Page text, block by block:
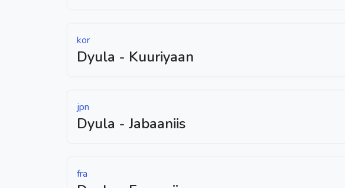
kor
Dyula - Kuuriyaan
jpn
Dyula - Jabaaniis
fra